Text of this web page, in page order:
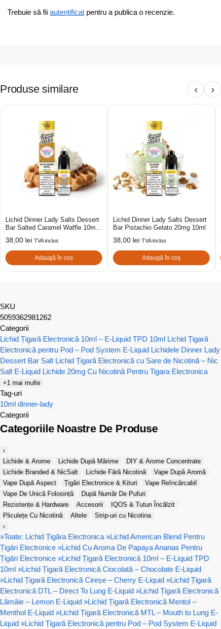
Trebuie să fii autentificat pentru a publica o recenzie.
Produse similare ‹ ›
Lichid Dinner Lady Salts Dessert
Bar Salted Caramel Waffle 10mg
38,00 lei TVA inclus
Adaugă în coș
Lichid Dinner Lady Salts Dessert
Bar Pistachio Gelato 20mg 10ml
38,00 lei TVA inclus
Adaugă în coș
SKU
5059362981262
Categorii
Lichid Țigară Electronică 10ml – E-Liquid TPD 10ml Lichid Țigară
Electronică pentru Pod – Pod System E-Liquid Lichidele Dinner Lady
Dessert Bar Salt Lichid Țigară Electronică cu Sare de Nicotină – Nic
Salt E-Liquid Lichide 20mg Cu Nicotină Pentru Tigara Electronica
+1 mai multe
Tag-uri
10ml dinner-lady
Categorii
Categoriile Noastre De Produse
‹
Lichide & Arome
Lichide După Mărime
DIY & Arome Concentrate
Lichide Branded & NicSalt
Lichide Fără Nicotină
Vape După Aromă
Vape După Aspect
Țigări Electronice & Kituri
Vape Reîncărcabil
Vape De Unică Folosință
După Număr De Pufuri
Rezistențe & Hardware
Accesorii
IQOS & Tutun Încălzit
Pliculețe Cu Nicotină
Altele
Strip-uri cu Nicotina
›
»Toate: Lichid Țigăra Electronica »Lichid American Blend Pentru
Țigări Electronice »Lichid Cu Aroma De Papaya Ananas Pentru
Țigări Electronice »Lichid Țigară Electronică 10ml – E-Liquid TPD
10ml »Lichid Țigară Electronică Ciocolată – Chocolate E-Liquid
»Lichid Țigară Electronică Cireșe – Cherry E-Liquid »Lichid Țigară
Electronică DTL – Direct To Lung E-Liquid »Lichid Țigară Electronică
Lămâie – Lemon E-Liquid »Lichid Țigară Electronică Mentol –
Menthol E-Liquid »Lichid Țigară Electronică MTL – Mouth to Lung E-
Liquid »Lichid Țigară Electronică pentru Pod – Pod System E-Liquid